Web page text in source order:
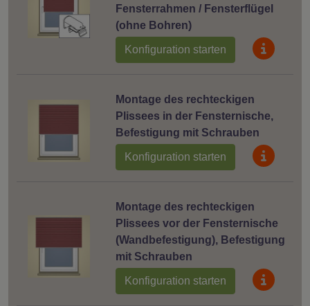
Fensterrahmen / Fensterflügel
(ohne Bohren)
Konfiguration starten
Montage des rechteckigen
Plissees in der Fensternische,
Befestigung mit Schrauben
Konfiguration starten
Montage des rechteckigen
Plissees vor der Fensternische
(Wandbefestigung), Befestigung
mit Schrauben
Konfiguration starten